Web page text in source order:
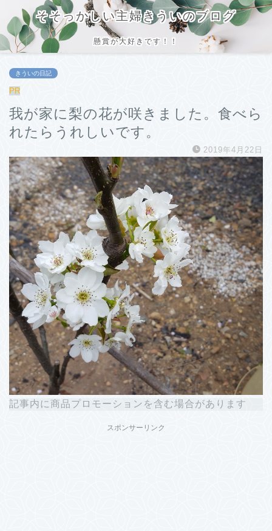
そそっかしい主婦きういのブログ
懸賞が大好きです！！
きういの日記
PR
我が家に梨の花が咲きました。食べら
れたらうれしいです。
2019年4月22日
記事内に商品プロモーションを含む場合があります
スポンサーリンク